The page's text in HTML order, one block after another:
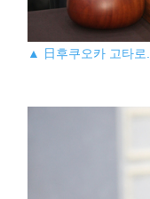
▲ 日후쿠오카 고타로.